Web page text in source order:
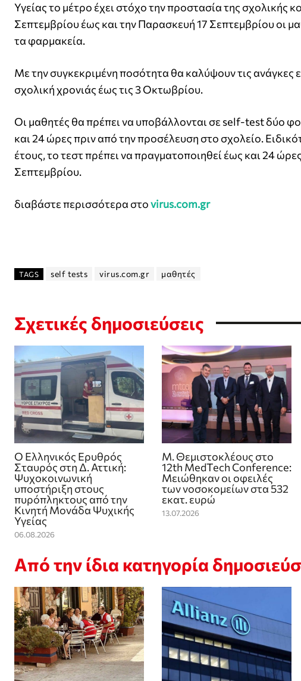
Υγείας το μέτρο έχει στόχο την προστασία της σχολικής
Σεπτεμβρίου έως και την Παρασκευή 17 Σεπτεμβρίου οι
τα φαρμακεία.
Με την συγκεκριμένη ποσότητα θα καλύψουν τις
σχολική χρονιάς έως τις 3 Οκτωβρίου.
Οι μαθητές θα πρέπει να υποβάλλονται σε self-test δύο
και 24 ώρες πριν από την προσέλευση στο σχολείο.
έτους, το τεστ πρέπει να πραγματοποιηθεί έως και 24
Σεπτεμβρίου.
διαβάστε περισσότερα στοvirus.com.gr
TAGS self tests virus.com.gr μαθητές
Σχετικές δημοσιεύσεις
Ο Ελληνικός Ερυθρός
Σταυρός στη Δ. Αττική:
Ψυχοκοινωνική
υποστήριξη στους
πυρόπληκτους από την
Κινητή Μονάδα Ψυχικής
Υγείας
06.08.2026
Μ. Θεμιστοκλέους στο
12th MedTech Conference:
Μειώθηκαν οι οφειλές
των νοσοκομείων στα 532
εκατ. ευρώ
13.07.2026
Από την ίδια κατηγορία